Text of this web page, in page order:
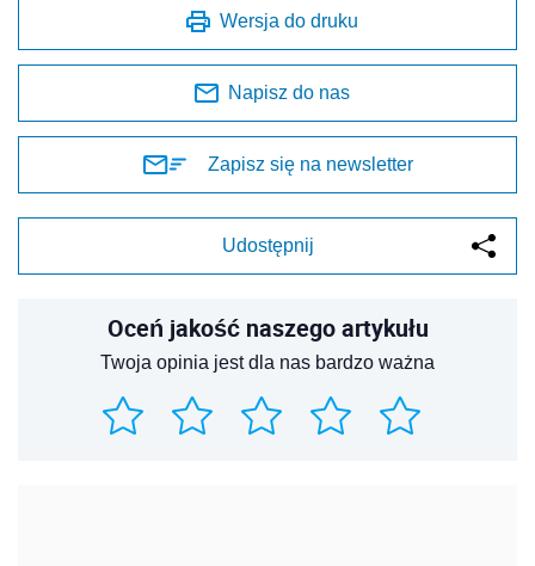
Wersja do druku
Napisz do nas
Zapisz się na newsletter
Udostępnij
Oceń jakość naszego artykułu
Twoja opinia jest dla nas bardzo ważna